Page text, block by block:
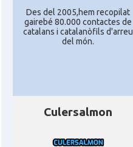
Des del 2005,hem recopilat
gairebé 80.000 contactes de
catalans i catalanòfils d'arreu
del món.
Culersalmon